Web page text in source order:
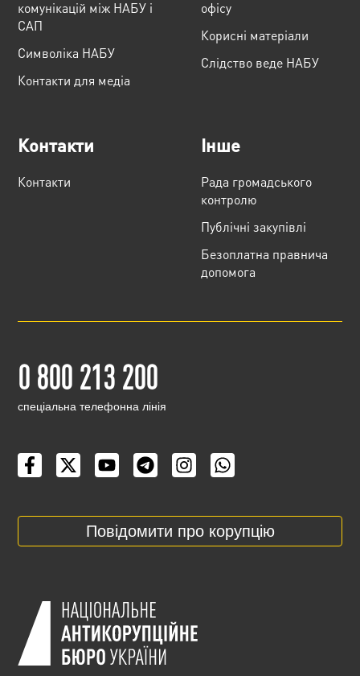
комунікацій між НАБУ і
САП
Cимволіка НАБУ
Контакти для медіа
офісу
Корисні матеріали
Слідство веде НАБУ
Контакти
Контакти
Інше
Рада громадського
контролю
Публічні закупівлі
Безоплатна правнича
допомога
0 800 213 200
cпеціальна телефонна лінія
Повідомити про корупцію